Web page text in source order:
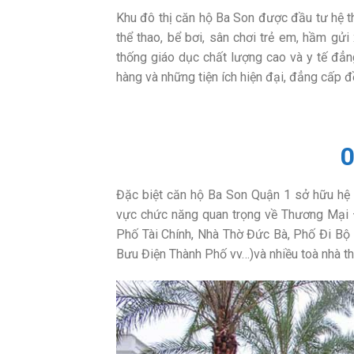
Khu đô thị căn hộ Ba Son được đầu tư hệ
thể thao, bể bơi, sân chơi trẻ em, hầm
thống giáo dục chất lượng cao và y tế
hàng và những tiện ích hiện đại, đẳng cấp
Đặc biệt căn hộ Ba Son Quận 1 sở hữu
vực chức năng quan trọng về Thương
Phố Tài Chính, Nhà Thờ Đức Bà, Phố Đi Bộ
Bưu Điện Thành Phố vv…)và nhiều toà nhà